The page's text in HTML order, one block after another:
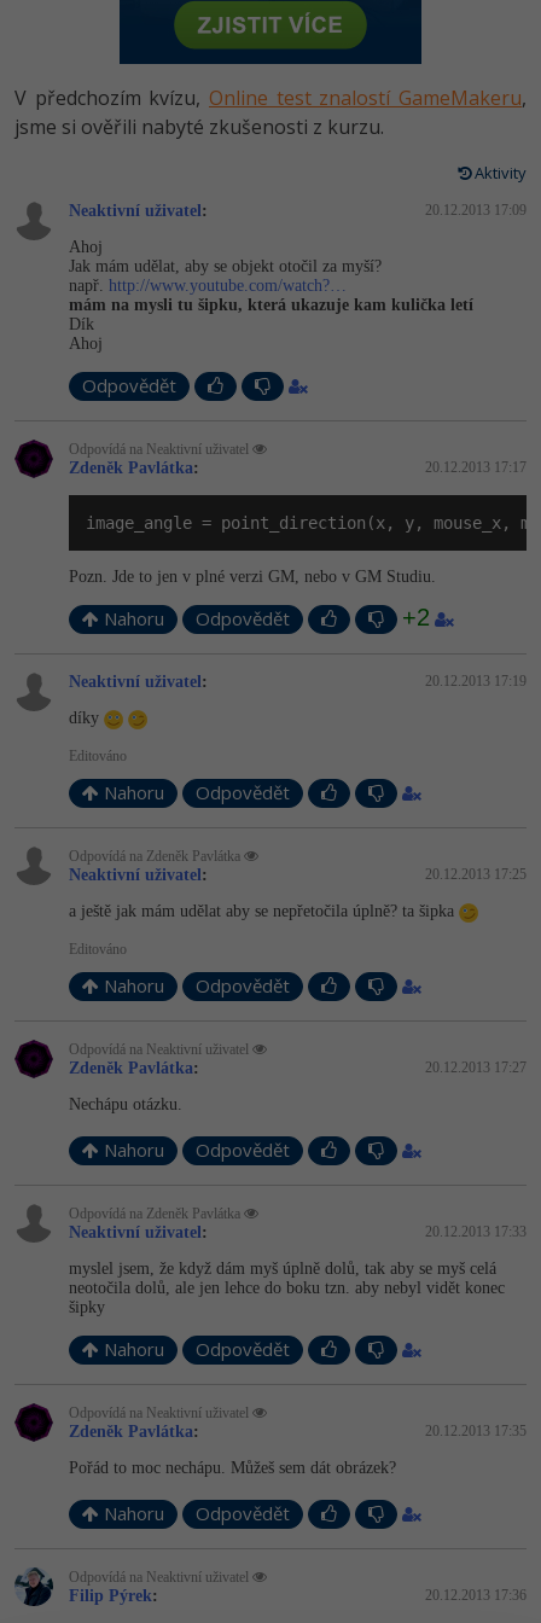
HTML5, CSS3, Bootstrap, SEO
SQL a databáze
UML a návrhové vzory
React
ASP.NET MVC
Django
Best practices
JavaScript
HTML / CSS
UML a návrhové vzory
MS-SQL
SQLite
Vývojář mobilních aplikací
C# Game developer
Systémový administrátor
Projektový manažer
Databázový analytik
Copywriter
WordPress specialista
Python -80%
-80%
PHP -80%
Kotlin -80%
SQL
Návrh SW -80%
Algoritmy -41%
-10%
Více
Fórum
Kurzy e-commerce
Datová analýza
Digitální gramotnost
Marketing
WordPress
SEO -30%
UX
Business
Copywriting
MS Office
Kurzy designu
HTML/CSS -80%
Photoshop -80%
Adobe Illustrator
Adobe Lightroom -30%
Adobe XD -15%
Adobe InDesign -25%
Adobe After Effects
Fotografování -80%
Příběhy absolventů
Blog
Kariéra
Pro firmy
V předchozím kvízu, Online test znalostí GameMakeru,
jsme si ověřili nabyté zkušenosti z kurzu.
Aktivity
Neaktivní uživatel: 20.12.2013 17:09
Ahoj
Jak mám udělat, aby se objekt otočil za myší?
např. http://www.youtube.com/watch?…
mám na mysli tu šipku, která ukazuje kam kulička letí
Dík
Ahoj
Odpovědět
Odpovídá na Neaktivní uživatel
Zdeněk Pavlátka: 20.12.2013 17:17
image_angle = point_direction(x, y, mouse_x,
Pozn. Jde to jen v plné verzi GM, nebo v GM Studiu.
Nahoru Odpovědět +2
Neaktivní uživatel: 20.12.2013 17:19
díky
Editováno
Nahoru Odpovědět
Odpovídá na Zdeněk Pavlátka
Neaktivní uživatel : 20.12.2013 17:25
a ještě jak mám udělat aby se nepřetočila úplně? ta šipka
Editováno
Nahoru Odpovědět
Odpovídá na Neaktivní uživatel
Zdeněk Pavlátka: 20.12.2013 17:27
Nechápu otázku.
Nahoru Odpovědět
Odpovídá na Zdeněk Pavlátka
Neaktivní uživatel: 20.12.2013 17:33
myslel jsem, že když dám myš úplně dolů, tak aby se myš celá
neotočila dolů, ale jen lehce do boku tzn. aby nebyl vidět konec
šipky
Nahoru Odpovědět
Odpovídá na Neaktivní uživatel
Zdeněk Pavlátka: 20.12.2013 17:35
Pořád to moc nechápu. Můžeš sem dát obrázek?
Nahoru Odpovědět
Odpovídá na Neaktivní uživatel
Filip Pýrek: 20.12.2013 17:36